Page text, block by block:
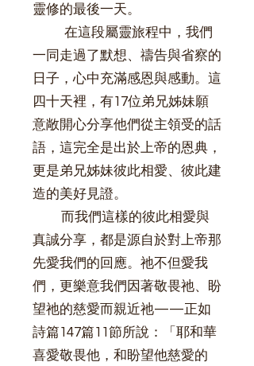
靈修的最後一天。
在這段屬靈旅程中，我們
一同走過了默想、禱告與省察的
日子，心中充滿感恩與感動。這
四十天裡，有17位弟兄姊妹願
意敞開心分享他們從主領受的話
語，這完全是出於上帝的恩典，
更是弟兄姊妹彼此相愛、彼此建
造的美好見證。
而我們這樣的彼此相愛與
真誠分享，都是源自於對上帝那
先愛我們的回應。祂不但愛我
們，更樂意我們因著敬畏祂、盼
望祂的慈愛而親近祂——正如
詩篇147篇11節所說：「耶和華
喜愛敬畏他，和盼望他慈愛的